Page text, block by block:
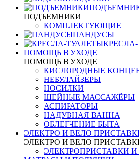
ПОДЪЕМНИКИ
КОМПЛЕКТУЮЩИЕ
ПАНДУСЫ
ПОМОЩЬ В УХОДЕ
ПОМОЩЬ В УХОДЕ
КИСЛОРОДНЫЕ
НЕБУЛАЙЗЕРЫ
НОСИЛКИ
ШЕЙНЫЕ МАССАЖЁРЫ
АСПИРАТОРЫ
НАДУВНАЯ ВАННА
ОБЛЕГЧЕНИЕ БЫТА
ЭЛЕКТРО И ВЕЛО
ЭЛЕКТРО И ВЕЛО
ЭЛЕКТРОПРИСТАВКИ